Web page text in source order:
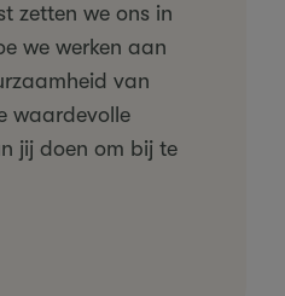
zetten we ons in
we werken aan
van
waardevolle
jij doen om bij te